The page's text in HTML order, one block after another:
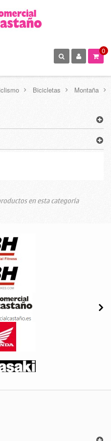
0
> Bicicletas >
Montaña
en esta categoría